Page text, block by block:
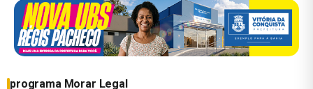
programa Morar Legal